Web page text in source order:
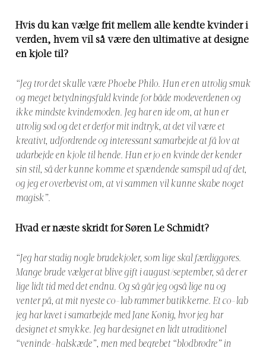
Hvis du kan vælge frit mellem alle kendte kvinder i
verden, hvem vil så være den ultimative at designe
en kjole til?
“Jeg tror det skulle være Phoebe Philo. Hun er en utrolig smuk
og meget betydningsfuld kvinde for både modeverdenen og
ikke mindste kvindemoden. Jeg har en ide om, at hun er
utrolig sød og det er derfor mit indtryk, at det vil være et
kreativt, udfordrende og interessant samarbejde at få lov at
udarbejde en kjole til hende. Hun er jo en kvinde der kender
sin stil, så der kunne komme et spændende samspil ud af det,
og jeg er overbevist om, at vi sammen vil kunne skabe noget
magisk”.
Hvad er næste skridt for Søren Le Schmidt?
“Jeg har stadig nogle brudekjoler, som lige skal færdiggøres.
Mange brude vælger at blive gift i august/september, så der er
lige lidt tid med det endnu. Og så går jeg også lige nu og
venter på, at mit nyeste co-lab rammer butikkerne. Et co-lab
jeg har lavet i samarbejde med Jane Kønig, hvor jeg har
designet et smykke. Jeg har designet en lidt utraditionel
“veninde-halskæde”, men med begrebet “blodbrødre” in